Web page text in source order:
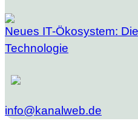
Neues IT-Ökosystem:
Technologie
info@kanalweb.de